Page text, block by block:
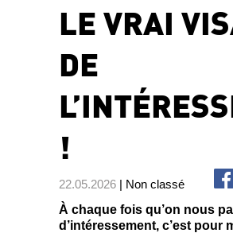
LE VRAI
DE
!
22.05.2026 | Non classé
À chaque fois qu’on nous
d’intéressement, c’est pour